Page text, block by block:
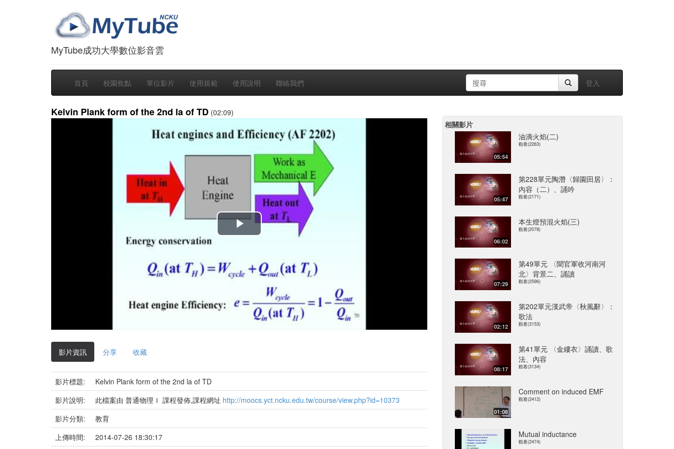
MyTube成功大學數位影音雲
首頁 校園焦點 單位影片 使用規範 使用說明 聯絡我們 登入
Kelvin Plank form of the 2nd la of TD (02:09)
播
影
片
影片資訊 分享 收藏
影片標題:
Kelvin Plank form of the 2nd la of TD
影片說明:
此檔案由 普通物理Ｉ 課程發佈,課程網址 http://moocs.yct.ncku.edu.tw/course/view.php?id=10373
影片分類:
教育
上傳時間:
2014-07-26 18:30:17
相關影片
05:54
油滴火焰(二)
觀看(2263)
05:47
第228單元陶潛〈歸園田居〉：
內容（二）、誦吟
觀看(2171)
06:02
本生燈預混火焰(三)
觀看(2078)
07:29
第49單元 〈聞官軍收河南河
北〉背景二、誦讀
觀看(2596)
02:12
第202單元漢武帝〈秋風辭〉：
歌法
觀看(3153)
08:17
第41單元 〈金縷衣〉誦讀、歌
法、內容
觀看(3134)
01:08
Comment on induced EMF
觀看(2412)
Mutual inductance
觀看(2474)